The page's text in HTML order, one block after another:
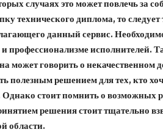
случаях это может повлечь за
технического диплома, то
данный сервис.
профессионализме исполнителей.
может говорить о некачественном
полезным решением для тех, кто
стоит помнить о возможных
решения стоит тщательно
области.